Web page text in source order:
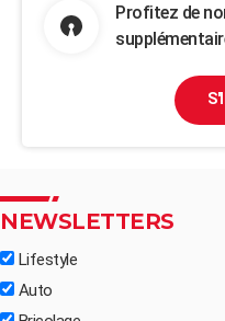
Profitez de
NEWSLETTERS
Lifestyle
Auto